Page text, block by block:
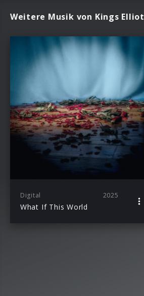
Weitere Musik von Kings Elliot
Digital 2025
What If This World